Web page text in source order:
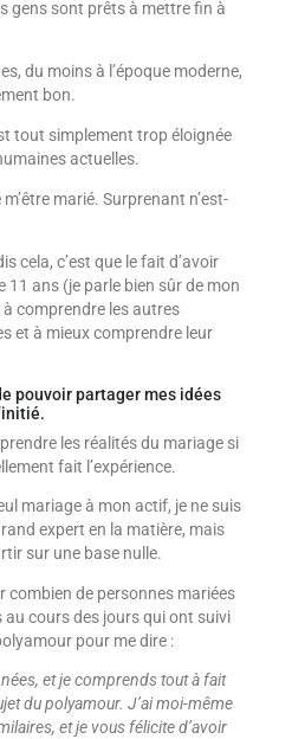
gens sont prêts à mettre fin à
du moins à l’époque moderne,
bon.
tout simplement trop éloignée
actuelles.
marié. Surprenant n’est-
cela, c’est que le fait d’avoir
11 ans (je parle bien sûr de mon
à comprendre les autres
et à mieux comprendre leur
pouvoir partager mes idées
les réalités du mariage si
fait l’expérience.
mariage à mon actif, je ne suis
expert en la matière, mais
sur une base nulle.
combien de personnes mariées
au cours des jours qui ont suivi
pour me dire :
et je comprends tout à fait
du polyamour. J’ai moi-même
et je vous félicite d’avoir